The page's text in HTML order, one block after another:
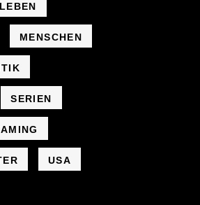
LEBEN
MENSCHEN
SERIEN
USA